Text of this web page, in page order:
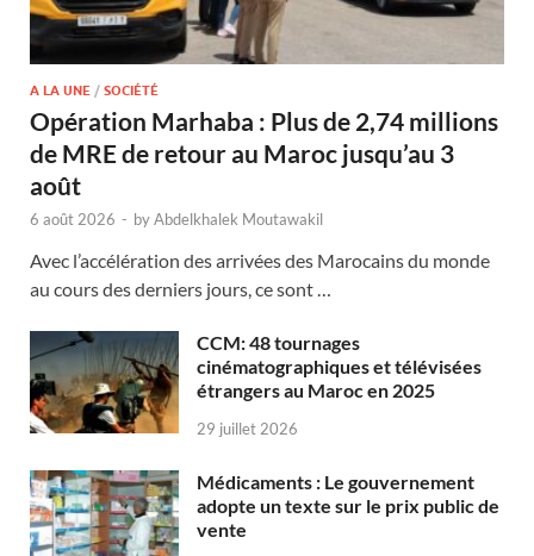
A LA UNE / SOCIÉTÉ
Opération Marhaba : Plus de 2,74 millions
de MRE de retour au Maroc jusqu’au 3
août
6 août 2026 - byAbdelkhalek Moutawakil
Avec l’accélération des arrivées des Marocains du monde
au cours des derniers jours, ce sont …
CCM: 48 tournages
cinématographiques et télévisées
étrangers au Maroc en 2025
29 juillet 2026
Médicaments : Le gouvernement
adopte un texte sur le prix public de
vente